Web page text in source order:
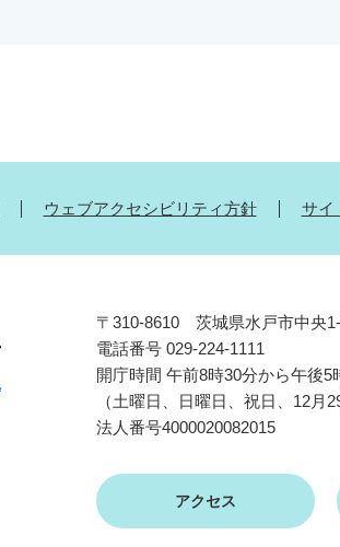
ウェブアクセシビリティ方針 サイ
〒310-8610 茨城県水戸市中央
電話番号 029-224-1111
開庁時間 午前8時30分から午後5
（土曜日、日曜日、祝日、12月
法人番号4000020082015
アクセス